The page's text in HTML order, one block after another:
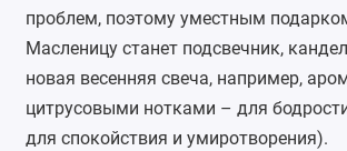
проблем, поэтому уместным
Масленицу станет подсвечник,
новая весенняя свеча, например,
цитрусовыми нотками – для
для спокойствия и умиротворения).